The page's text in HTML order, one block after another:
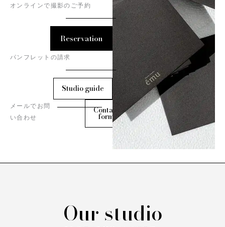
オンラインで撮影のご予約
Reservation
パンフレットの請求
Studio guide
メールでお問
い合わせ
Contact
form
Our studio